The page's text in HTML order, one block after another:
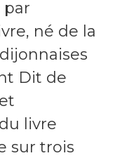
par
né de la
Dit de
livre
sur trois